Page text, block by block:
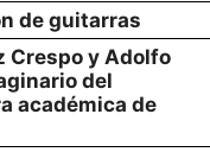
de guitarras
Crespo y Adolfo
del
académica de